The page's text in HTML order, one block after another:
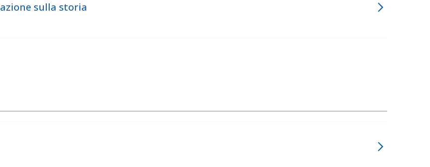
sulla storia